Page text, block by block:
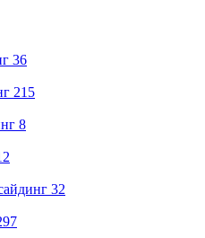
36
215
8
32